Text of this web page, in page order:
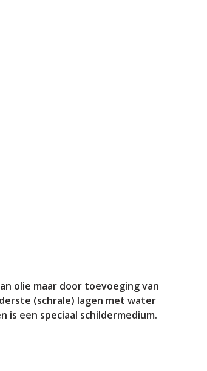
olie maar door toevoeging van
(schrale) lagen met water
een speciaal schildermedium.